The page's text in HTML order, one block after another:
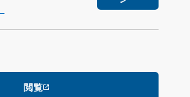
閲覧